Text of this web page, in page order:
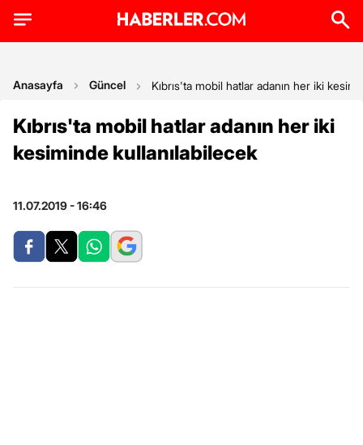
Anasayfa Güncel Kıbrıs'ta mobil hatlar adanın her iki
Kıbrıs'ta mobil hatlar adanın her iki
kesiminde kullanılabilecek
11.07.2019 - 16:46